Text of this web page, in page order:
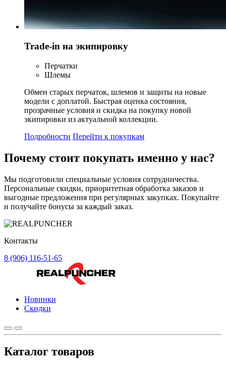
Trade-in на экипировку
Перчатки
Шлемы
Обмен старых перчаток, шлемов и защиты на новые
модели с доплатой. Быстрая оценка состояния,
прозрачные условия и скидка на покупку новой
экипировки из актуальной коллекции.
Подробности Перейти к покупкам
Почему стоит покупать именно у нас?
Мы подготовили специальные условия сотрудничества.
Персональные скидки, приоритетная обработка заказов и
выгодные предложения при регулярных закупках. Покупайте
и получайте бонусы за каждый заказ.
Контакты
8 (906) 116-51-65
Новинки
Скидки
Каталог товаров